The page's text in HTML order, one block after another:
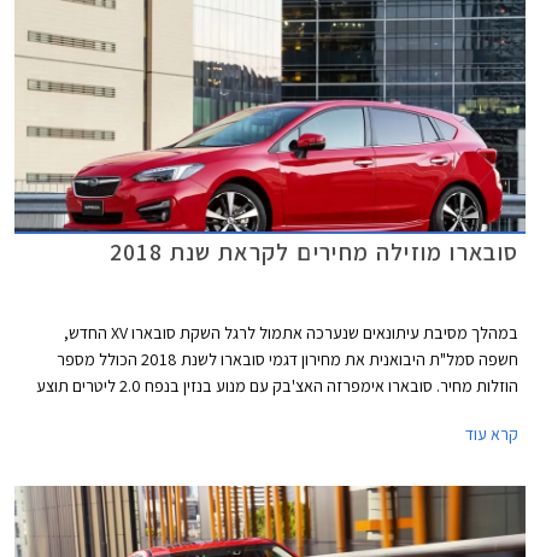
סובארו מוזילה מחירים לקראת שנת 2018
במהלך מסיבת עיתונאים שנערכה אתמול לרגל השקת סובארו XV החדש,
חשפה סמל"ת היבואנית את מחירון דגמי סובארו לשנת 2018 הכולל מספר
הוזלות מחיר. סובארו אימפרזה האצ'בק עם מנוע בנזין בנפח 2.0 ליטרים תוצע
קרא עוד